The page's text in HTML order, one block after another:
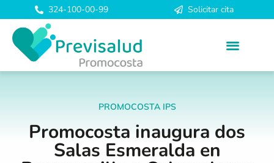
324-100-00-99 Solicitar cita
PROMOCOSTA IPS
Promocosta inaugura dos
Salas Esmeralda en